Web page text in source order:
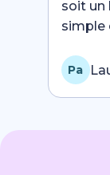
soit un
simple
Pa